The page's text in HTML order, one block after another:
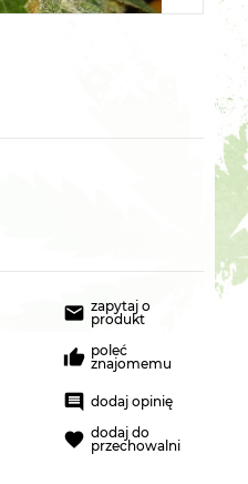
zapytaj o
produkt
poleć
znajomemu
dodaj opinię
dodaj do
przechowalni